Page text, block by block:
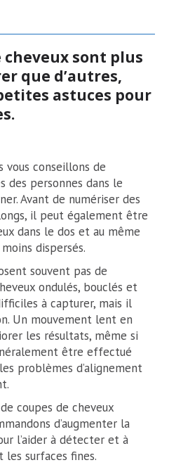
sont plus
que d’autres,
astuces pour
vous conseillons de
des personnes dans le
Avant de numériser des
il peut également être
dans le dos et au même
dispersés.
souvent pas de
ondulés, bouclés et
à capturer, mais il
Un mouvement lent en
les résultats, même si
être effectué
problèmes d’alignement
coupes de cheveux
d’augmenter la
l’aider à détecter et à
surfaces fines.